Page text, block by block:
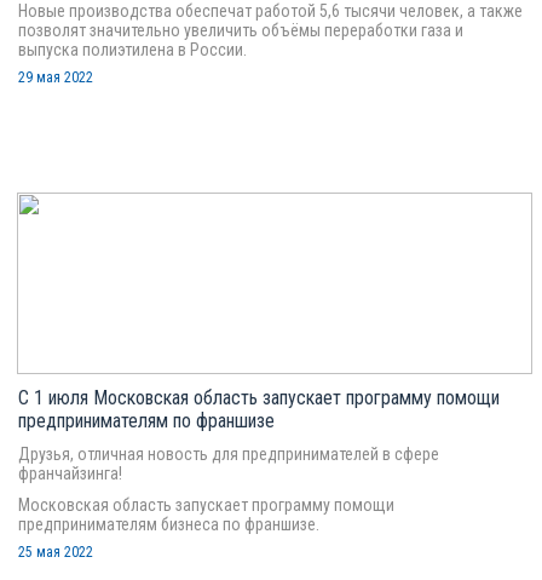
Новые производства обеспечат работой 5,6 тысячи человек, а также
позволят значительно увеличить объёмы переработки газа и
выпуска полиэтилена в России.
29 мая 2022
С 1 июля Московская область запускает программу помощи
предпринимателям по франшизе
Друзья, отличная новость для предпринимателей в сфере
франчайзинга!
Московская область запускает программу помощи
предпринимателям бизнеса по франшизе.
25 мая 2022